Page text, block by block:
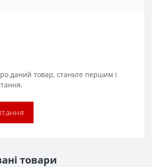
даний товар, станьте першим і
товари